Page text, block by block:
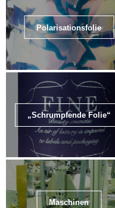
Polarisationsfolie
„Schrumpfende Folie“
Maschinen